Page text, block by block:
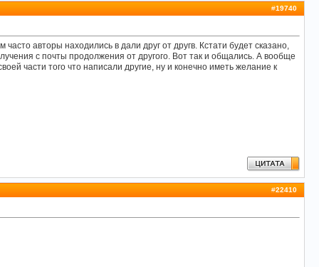
#19740
авторы находились в дали друг от другв. Кстати будет сказано,
с почты продолжения от другого. Вот так и общались. А вообще
части того что написали другие, ну и конечно иметь желание к
#22410